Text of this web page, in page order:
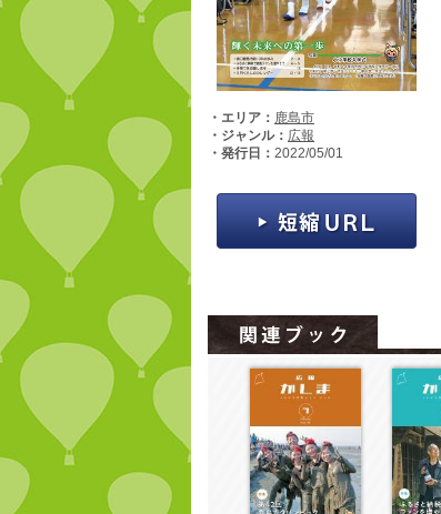
・エリア： 鹿島市
・ジャンル： 広報
・発行日： 2022/05/01